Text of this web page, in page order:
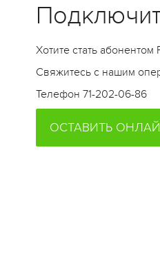
Хотите стать
Свяжитесь с нашим
Телефон 71-202-06-86
ОСТАВИТЬ